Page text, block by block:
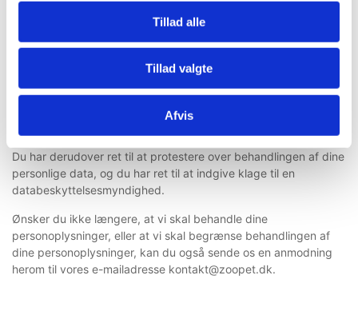
Tillad alle
Tillad valgte
Afvis
Dine rettigheder
Som den registrerede har du en række rettigheder, som vi til
enhver tid skal sikre opfyldelse af. Du har ret til at anmode os
At få adgang til og få rettet/ændret dine persondata
Du har derudover ret til at protestere over behandlingen af dine
personlige data, og du har ret til at indgive klage til en
databeskyttelsesmyndighed.
Ønsker du ikke længere, at vi skal behandle dine
personoplysninger, eller at vi skal begrænse behandlingen af
dine personoplysninger, kan du også sende os en anmodning
herom til vores e-mailadresse kontakt@zoopet.dk.